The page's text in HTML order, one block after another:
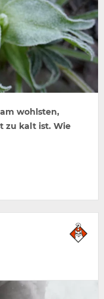
wohlsten,
zu kalt ist. Wie